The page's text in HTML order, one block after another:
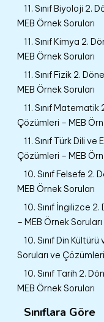
11. Sınıf Biyoloji 2.
MEB Örnek Soruları
11. Sınıf Kimya 2.
MEB Örnek Soruları
11. Sınıf Fizik 2.
MEB Örnek Soruları
11. Sınıf Matematik
Çözümleri – MEB
11. Sınıf Türk Dili
Çözümleri – MEB
10. Sınıf Felsefe 2.
MEB Örnek Soruları
10. Sınıf İngilizce
– MEB Örnek Soruları
10. Sınıf Din
Soruları ve
10. Sınıf Tarih 2.
MEB Örnek Soruları
Sınıflara Göre